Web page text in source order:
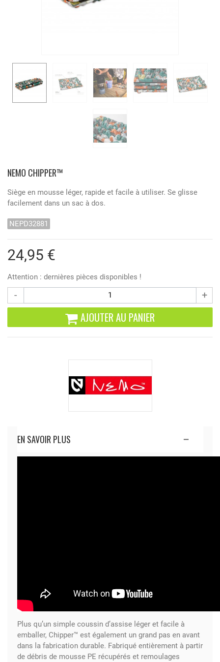
NEMO CHIPPER™
Siège en mousse léger, rapide et facile à utiliser. Se glisse
facilement dans un sac à dos.
NEPD32881
24,95 €
Attention : dernières pièces disponibles !
- +
AJOUTER AU PANIER
EN SAVOIR PLUS
Plus qu’un simple coussin d’assise léger et facile à
emballer, Chipper™ est également un grand pas en avant
dans la fabrication durable. Fabriqué entièrement à partir
de débris de mousse PE récupérés et remoulages